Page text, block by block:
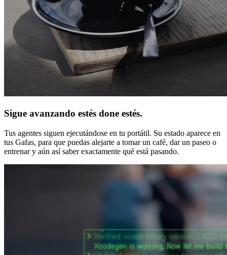
Sigue avanzando estés done estés.
Tus agentes siguen ejecutándose en tu portátil. Su estado aparece en
tus Gafas, para que puedas alejarte a tomar un café, dar un paseo o
entrenar y aún así saber exactamente qué está pasando.